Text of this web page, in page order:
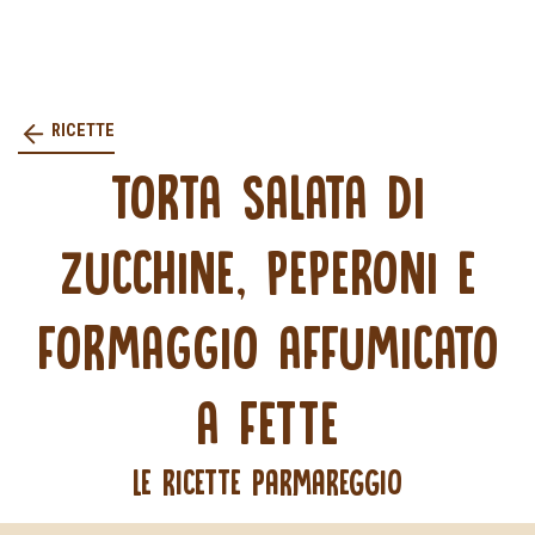
RICETTE
TORTA SALATA DI
ZUCCHINE, PEPERONI E
FORMAGGIO AFFUMICATO
A FETTE
LE RICETTE PARMAREGGIO